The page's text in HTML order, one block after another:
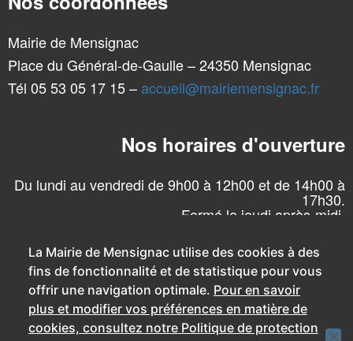
Mairie de Mensignac
Place du Général-de-Gaulle – 24350 Mensignac
Tél 05 53 05 17 15 –accueil@mairiemensignac.fr
Nos horaires d'ouverture
Du lundi au vendredi de 9h00 à 12h00 et de 14h00 à
17h30.
Fermé le jeudi après-midi.
La Mairie de Mensignac utilise des cookies à des
fins de fonctionnalité et de statistique pour vous
offrir une navigation optimale. Pour en savoir
plus et modifier vos préférences en matière de
cookies, consultez notre Politique de protection